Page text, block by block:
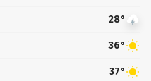
28°
36°
37°